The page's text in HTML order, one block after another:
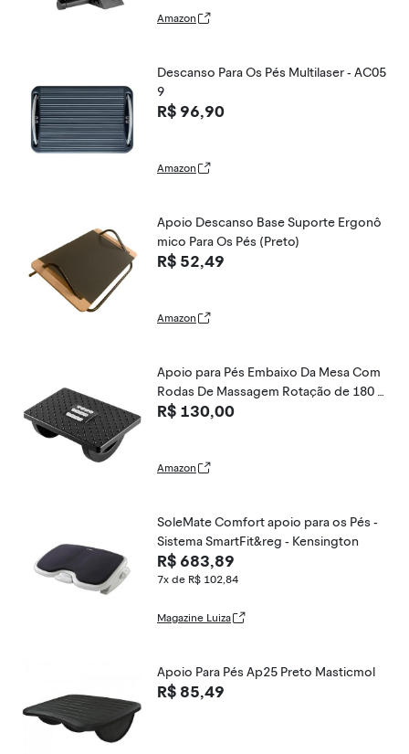
Do Escritório
Amazon
Descanso Para Os Pés Multilaser - AC05
9
R$ 96,90
Amazon
Apoio Descanso Base Suporte Ergonô
mico Para Os Pés (Preto)
R$ 52,49
Amazon
Apoio para Pés Embaixo Da Mesa Com
Rodas De Massagem Rotação de 180 G
raus Apoio Ergonômico para os Pés Pre
R$ 130,00
Amazon
SoleMate Comfort apoio para os Pés -
Sistema SmartFit&reg - Kensington
R$ 683,89
7x de R$ 102,84
Magazine Luiza
Apoio Para Pés Ap25 Preto Masticmol
R$ 85,49